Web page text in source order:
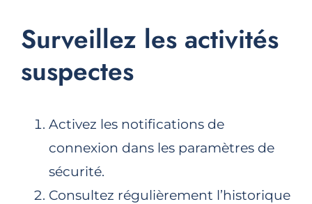
Surveillez les activités
suspectes
Activez les notifications de
connexion dans les paramètres de
sécurité.
Consultez régulièrement l’historique